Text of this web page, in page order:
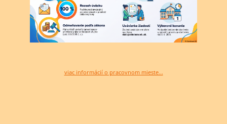
viac informácií o pracovnom mieste...